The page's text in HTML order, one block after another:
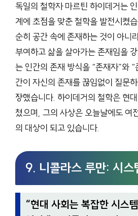
독일의 철학자 마르틴 하이데거는
계에 초점을 맞춘 철학을 발전시켰
순히 공간 속에 존재하는 것이 아니
부여하고 삶을 살아가는 존재임을
는 인간의 존재 방식을 “존재자”와
간이 자신의 존재를 끊임없이 질문
장했습니다. 하이데거의 철학은 현
쳤으며, 그의 사상은 오늘날에도 여
의 대상이 되고 있습니다.
9. 니콜라스 루만: 시스
“현대 사회는 복잡한 시스